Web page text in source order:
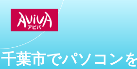
千葉市でパソコン